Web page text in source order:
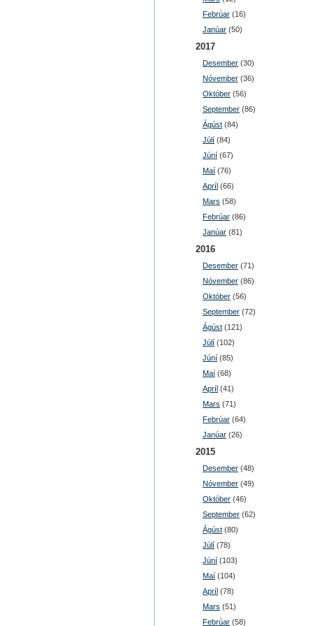
Febrúar (16)
Janúar (50)
2017
Desember (30)
Nóvember (36)
Október (56)
September (86)
Ágúst (84)
Júlí (84)
Júní (67)
Maí (76)
Apríl (66)
Mars (58)
Febrúar (86)
Janúar (81)
2016
Desember (71)
Nóvember (86)
Október (56)
September (72)
Ágúst (121)
Júlí (102)
Júní (85)
Maí (68)
Apríl (41)
Mars (71)
Febrúar (64)
Janúar (26)
2015
Desember (48)
Nóvember (49)
Október (46)
September (62)
Ágúst (80)
Júlí (78)
Júní (103)
Maí (104)
Apríl (78)
Mars (51)
Febrúar (58)